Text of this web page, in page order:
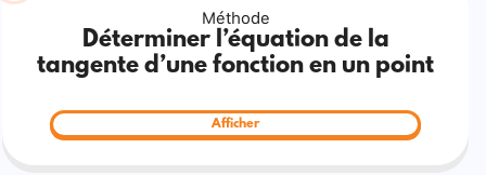
Méthode
Déterminer l’équation de la
tangente d’une fonction en un point
Afficher